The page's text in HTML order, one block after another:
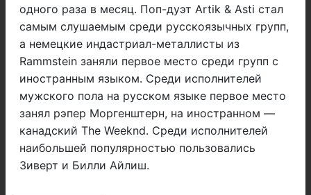
одного раза в месяц. Поп-дуэт Artik & Asti стал
самым слушаемым среди русскоязычных групп,
а немецкие индастриал-металлисты из
Rammstein заняли первое место среди групп с
иностранным языком. Среди исполнителей
мужского пола на русском языке первое место
занял рэпер Моргенштерн, на иностранном —
канадский The Weeknd. Среди исполнителей
наибольшей популярностью пользовались
Зиверт и Билли Айлиш.